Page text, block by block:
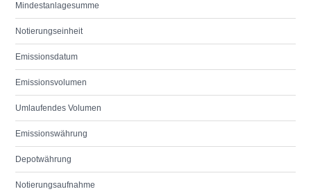
Mindestanlagesumme
Notierungseinheit
Emissionsdatum
Emissionsvolumen
Umlaufendes Volumen
Emissionswährung
Depotwährung
Notierungsaufnahme